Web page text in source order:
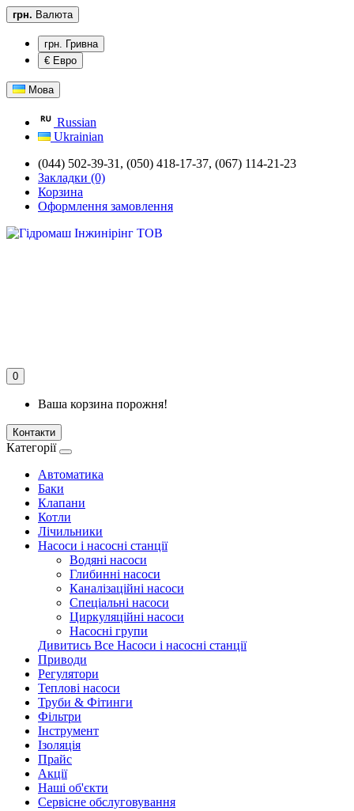
грн. Валюта
грн. Гривна
€ Евро
Мова
Russian
Ukrainian
(044) 502-39-31, (050) 418-17-37, (067) 114-21-23
Закладки (0)
Корзина
Оформлення замовлення
0
Ваша корзина порожня!
Контакти
Категорії
Автоматика
Баки
Клапани
Котли
Лічильники
Насоси і насосні станції
Водяні насоси
Глибинні насоси
Каналізаційні насоси
Спеціальні насоси
Циркуляційні насоси
Насосні групи
Дивитись Все Насоси і насосні станції
Приводи
Регулятори
Теплові насоси
Труби & Фітинги
Фільтри
Інструмент
Ізоляція
Прайс
Акції
Наші об'єкти
Сервісне обслуговування